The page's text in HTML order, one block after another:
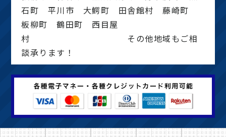
石町 平川市 大鰐町 田舎館村 藤崎町
板柳町 鶴田町 西目屋
村 その他地域もご相
談承ります！